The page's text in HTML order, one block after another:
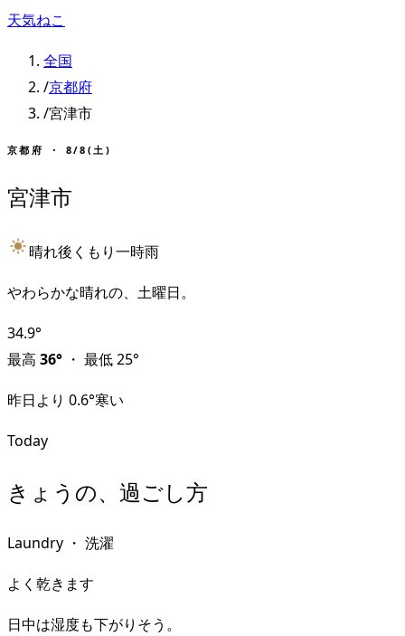
天気ねこ
全国
/京都府
/宮津市
京都府 ・ 8/8(土)
宮津市
晴れ後くもり一時雨
やわらかな晴れの、土曜日。
34.9°
最高 36° ・ 最低25°
昨日より 0.6°寒い
Today
きょうの、過ごし方
Laundry ・ 洗濯
よく乾きます
日中は湿度も下がりそう。